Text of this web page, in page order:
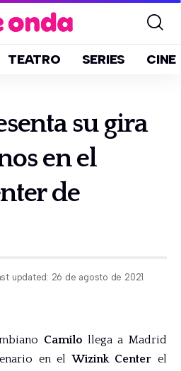
TEATRO SERIES CINE
su gira
en el
de
updated: 26 de agosto de 2021
Camilo llega a Madrid
en elWizink Centerel